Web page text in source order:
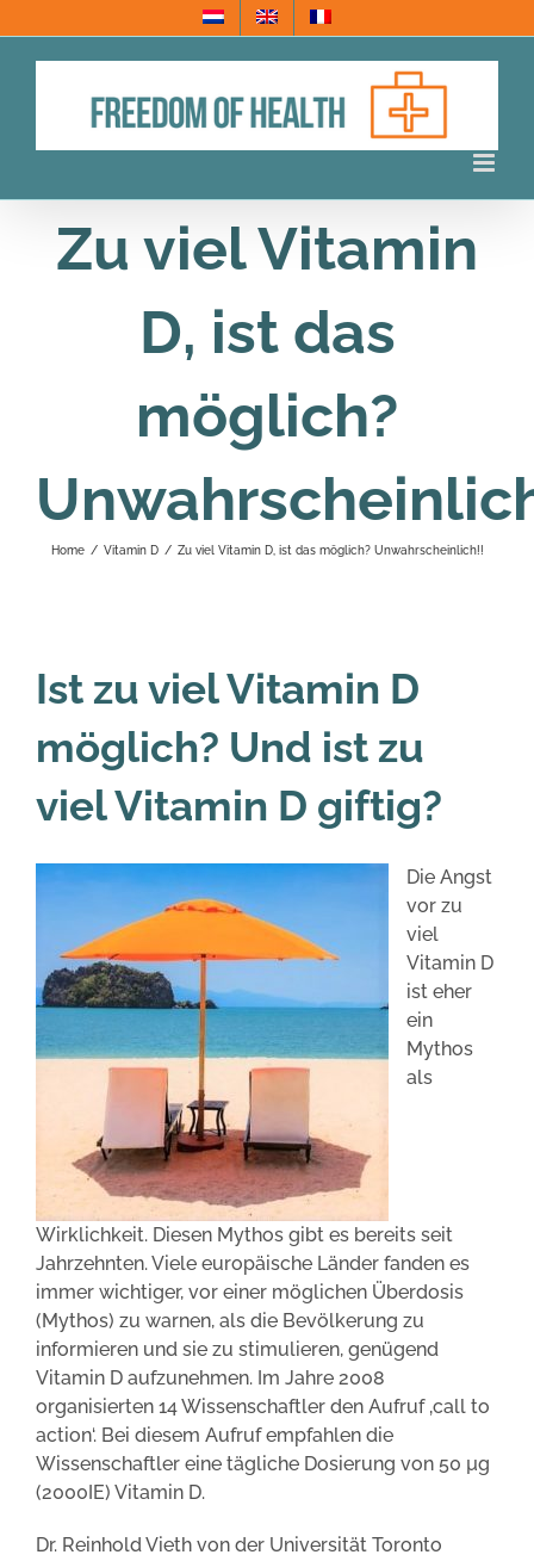
to
Zu viel Vitamin
D, ist das
möglich?
Home / Vitamin D / Zu viel Vitamin D, ist das möglich? Unwahrscheinlich!!
Ist zu viel Vitamin D
möglich? Und ist zu
viel Vitamin D giftig?
Die Angst
vor zu
viel
Vitamin D
ist eher
ein
Mythos
als
Wirklichkeit. Diesen Mythos gibt es bereits seit
Jahrzehnten. Viele europäische Länder fanden es
immer wichtiger, vor einer möglichen Überdosis
(Mythos) zu warnen, als die Bevölkerung zu
informieren und sie zu stimulieren, genügend
Vitamin D aufzunehmen. Im Jahre 2008
organisierten 14 Wissenschaftler den Aufruf ‚call to
action‘. Bei diesem Aufruf empfahlen die
Wissenschaftler eine tägliche Dosierung von 50 µg
(2000IE) Vitamin D.
Dr. Reinhold Vieth von der Universität Toronto